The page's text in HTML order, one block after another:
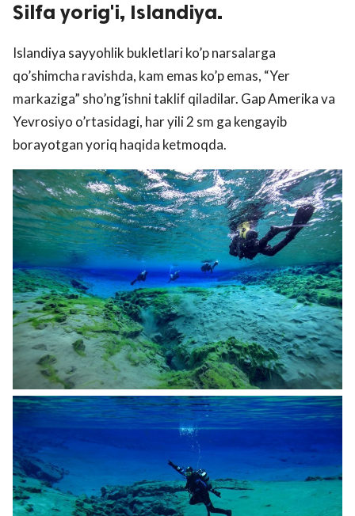
Silfa yorig'i, Islandiya.
Islandiya sayyohlik bukletlari ko’p narsalarga
qo’shimcha ravishda, kam emas ko’p emas, “Yer
markaziga” sho’ng’ishni taklif qiladilar. Gap Amerika va
Yevrosiyo o’rtasidagi, har yili 2 sm ga kengayib
borayotgan yoriq haqida ketmoqda.